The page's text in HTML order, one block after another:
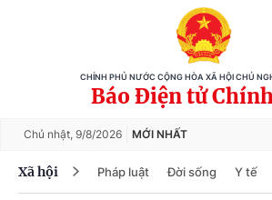
CHÍNH PHỦ NƯỚC CỘNG HÒA XÃ HỘI CHỦ
Báo Điện tử
Chủ nhật, 9/8/2026 MỚI NHẤT
Xã hội Pháp luật Đời sống Y tế